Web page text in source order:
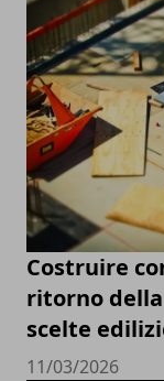
Costruire
ritorno
scelte
11/03/2026